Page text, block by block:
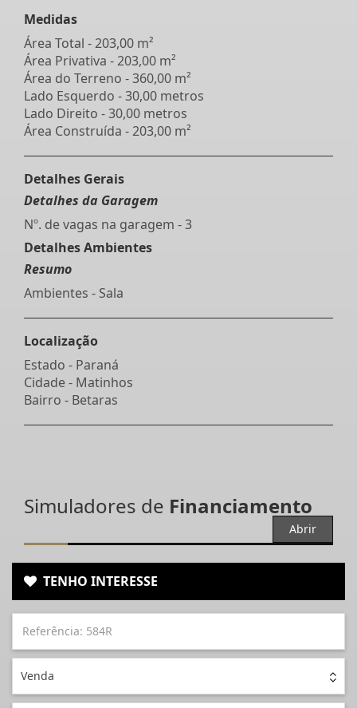
Medidas
Área Total - 203,00 m²
Área Privativa - 203,00 m²
Área do Terreno - 360,00 m²
Lado Esquerdo - 30,00 metros
Lado Direito - 30,00 metros
Área Construída - 203,00 m²
Detalhes Gerais
Detalhes da Garagem
Nº. de vagas na garagem - 3
Detalhes Ambientes
Resumo
Ambientes - Sala
Localização
Estado - Paraná
Cidade - Matinhos
Bairro - Betaras
Simuladores de Financiamento
Abrir
TENHO INTERESSE
Venda